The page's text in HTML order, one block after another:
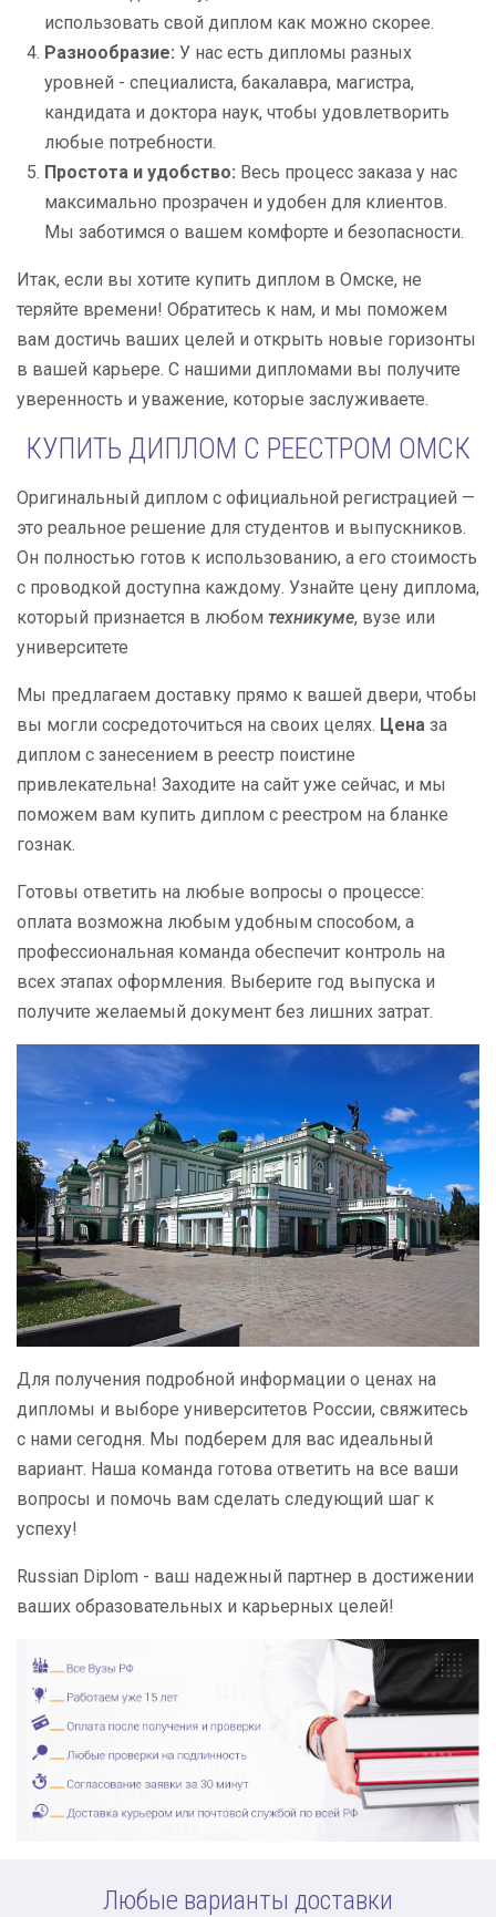
использовать свой диплом как можно скорее.
Разнообразие: У нас есть дипломы разных
уровней - специалиста, бакалавра, магистра,
кандидата и доктора наук, чтобы удовлетворить
любые потребности.
Простота и удобство: Весь процесс заказа у нас
максимально прозрачен и удобен для клиентов.
Мы заботимся о вашем комфорте и безопасности.
Итак, если вы хотите купить диплом в Омске, не
теряйте времени! Обратитесь к нам, и мы поможем
вам достичь ваших целей и открыть новые горизонты
в вашей карьере. С нашими дипломами вы получите
уверенность и уважение, которые заслуживаете.
КУПИТЬ ДИПЛОМ С РЕЕСТРОМ ОМСК
Оригинальный диплом с официальной регистрацией —
это реальное решение для студентов и выпускников.
Он полностью готов к использованию, а его стоимость
с проводкой доступна каждому. Узнайте цену диплома,
который признается в любом техникуме, вузе или
университете
Мы предлагаем доставку прямо к вашей двери, чтобы
вы могли сосредоточиться на своих целях. Цена за
диплом с занесением в реестр поистине
привлекательна! Заходите на сайт уже сейчас, и мы
поможем вам купить диплом с реестром на бланке
гознак.
Готовы ответить на любые вопросы о процессе:
оплата возможна любым удобным способом, а
профессиональная команда обеспечит контроль на
всех этапах оформления. Выберите год выпуска и
получите желаемый документ без лишних затрат.
Для получения подробной информации о ценах на
дипломы и выборе университетов России, свяжитесь
с нами сегодня. Мы подберем для вас идеальный
вариант. Наша команда готова ответить на все ваши
вопросы и помочь вам сделать следующий шаг к
успеху!
Russian Diplom - ваш надежный партнер в достижении
ваших образовательных и карьерных целей!
Любые варианты доставки